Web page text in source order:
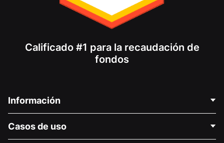
Calificado #1 para la recaudación de
fondos
Información
Acerca de nosotros
Casos de uso